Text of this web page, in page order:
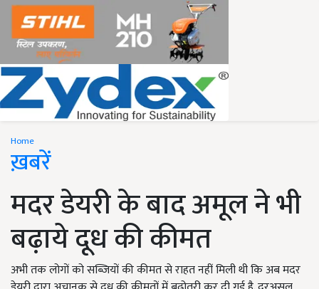
Home
ख़बरें
मदर डेयरी के बाद अमूल ने भी
बढ़ाये दूध की कीमत
अभी तक लोगों को सब्जियों की कीमत से राहत नहीं मिली थी कि अब मदर